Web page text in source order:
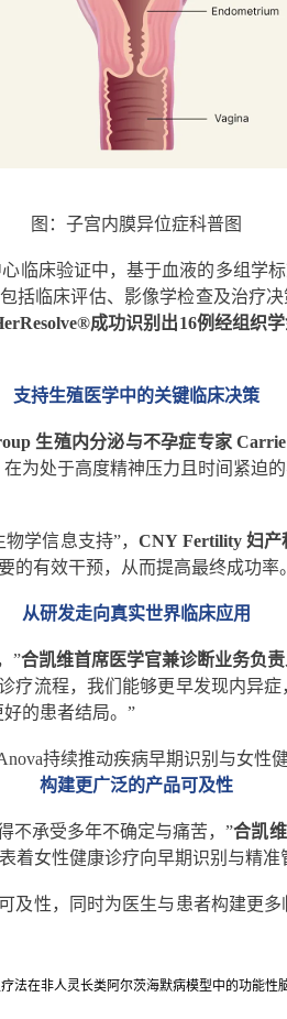
图：子宫内膜异位症科普图
临床验证中，基于血液的多组学
括临床评估、影像学检查及治疗决
成功识别出16例经组
支持生殖医学中的关键临床决策
生殖内分泌与不孕症专家
为处于高度精神压力且时间紧迫
物学信息支持”，CNY Fertility 妇产
的有效干预，从而提高最终成功率
从研发走向真实世界临床应用
”合凯维首席医学官兼诊断业务负
疗流程，我们能够更早发现内异
的患者结局。”
持续推动疾病早期识别与女性
构建更广泛的产品可及性
不承受多年不确定与痛苦，”合凯
着女性健康诊疗向早期识别与精
及性，同时为医生与患者构建更
法在非人灵长类阿尔茨海默病模型中的功能性